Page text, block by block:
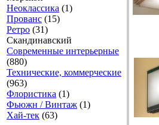
Неоклассика (1)
Прованс (15)
Ретро (31)
Скандинавский
Современные интерьерные
(880)
Технические, коммерческие
(963)
Флористика (1)
Фьюжн / Винтаж (1)
Хай-тек (63)